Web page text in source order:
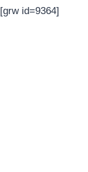
[grw id=9364]